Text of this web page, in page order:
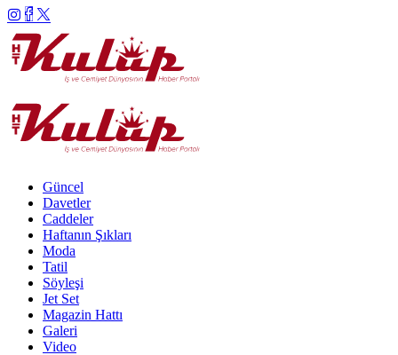
Güncel
Davetler
Caddeler
Haftanın Şıkları
Moda
Tatil
Söyleşi
Jet Set
Magazin Hattı
Galeri
Video